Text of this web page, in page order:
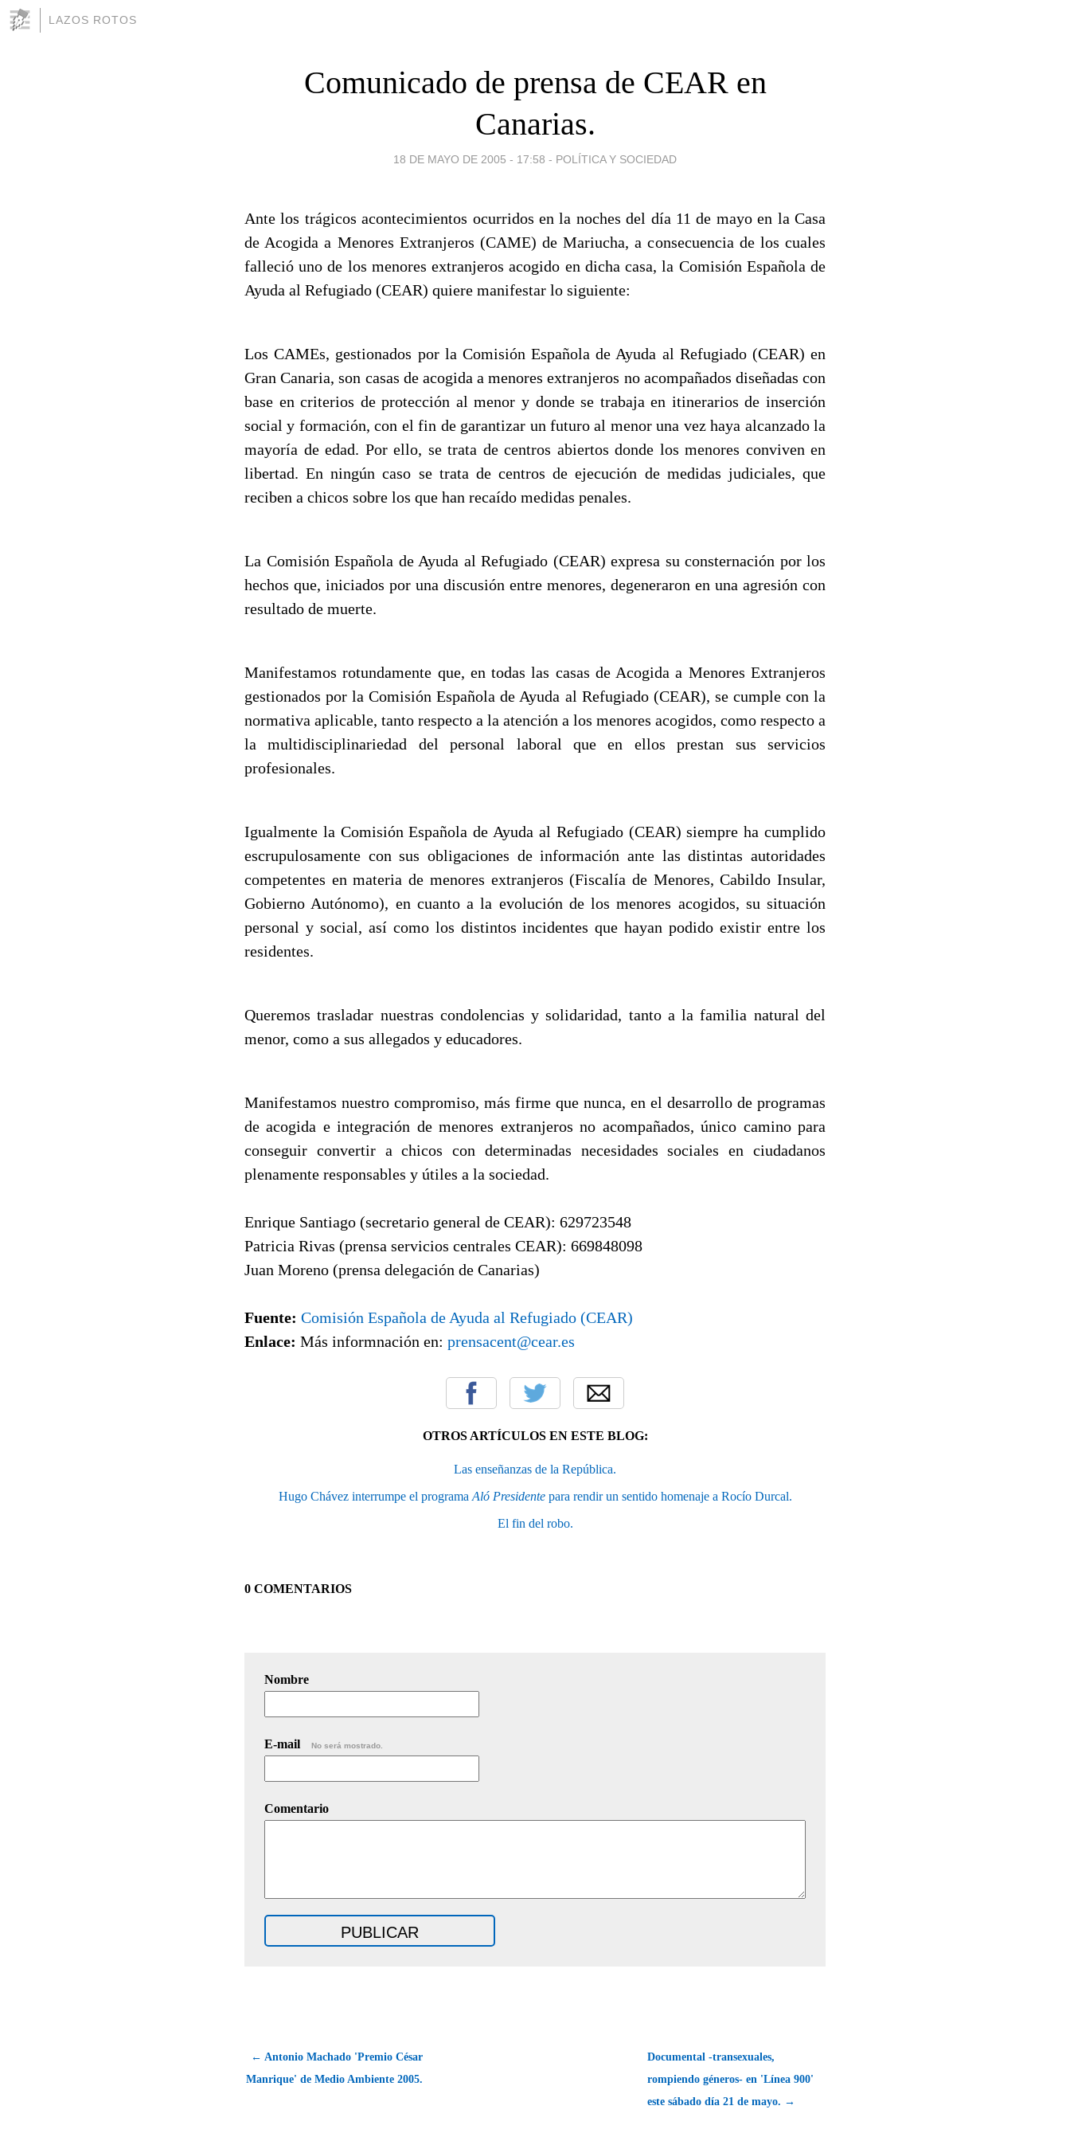
LAZOS ROTOS
Comunicado de prensa de CEAR en
Canarias.
18 DE MAYO DE 2005 - 17:58 - POLÍTICA Y SOCIEDAD
Ante los trágicos acontecimientos ocurridos en la noches del día 11 de mayo en la Casa
de Acogida a Menores Extranjeros (CAME) de Mariucha, a consecuencia de los cuales
falleció uno de los menores extranjeros acogido en dicha casa, la Comisión Española de
Ayuda al Refugiado (CEAR) quiere manifestar lo siguiente:
Los CAMEs, gestionados por la Comisión Española de Ayuda al Refugiado (CEAR) en
Gran Canaria, son casas de acogida a menores extranjeros no acompañados diseñadas con
base en criterios de protección al menor y donde se trabaja en itinerarios de inserción
social y formación, con el fin de garantizar un futuro al menor una vez haya alcanzado la
mayoría de edad. Por ello, se trata de centros abiertos donde los menores conviven en
libertad. En ningún caso se trata de centros de ejecución de medidas judiciales, que
reciben a chicos sobre los que han recaído medidas penales.
La Comisión Española de Ayuda al Refugiado (CEAR) expresa su consternación por los
hechos que, iniciados por una discusión entre menores, degeneraron en una agresión con
resultado de muerte.
Manifestamos rotundamente que, en todas las casas de Acogida a Menores Extranjeros
gestionados por la Comisión Española de Ayuda al Refugiado (CEAR), se cumple con la
normativa aplicable, tanto respecto a la atención a los menores acogidos, como respecto a
la multidisciplinariedad del personal laboral que en ellos prestan sus servicios
profesionales.
Igualmente la Comisión Española de Ayuda al Refugiado (CEAR) siempre ha cumplido
escrupulosamente con sus obligaciones de información ante las distintas autoridades
competentes en materia de menores extranjeros (Fiscalía de Menores, Cabildo Insular,
Gobierno Autónomo), en cuanto a la evolución de los menores acogidos, su situación
personal y social, así como los distintos incidentes que hayan podido existir entre los
residentes.
Queremos trasladar nuestras condolencias y solidaridad, tanto a la familia natural del
menor, como a sus allegados y educadores.
Manifestamos nuestro compromiso, más firme que nunca, en el desarrollo de programas
de acogida e integración de menores extranjeros no acompañados, único camino para
conseguir convertir a chicos con determinadas necesidades sociales en ciudadanos
plenamente responsables y útiles a la sociedad.
Enrique Santiago (secretario general de CEAR): 629723548
Patricia Rivas (prensa servicios centrales CEAR): 669848098
Juan Moreno (prensa delegación de Canarias)
Fuente: Comisión Española de Ayuda al Refugiado (CEAR)
Enlace: Más informnación en: prensacent@cear.es
OTROS ARTÍCULOS EN ESTE BLOG:
Las enseñanzas de la República.
Hugo Chávez interrumpe el programa Aló Presidentepara rendir un sentido homenaje a Rocío Durcal.
El fin del robo.
0 COMENTARIOS
Nombre
E-mail No será mostrado.
Comentario
← Antonio Machado 'Premio César
Manrique' de Medio Ambiente 2005.
Documental -transexuales,
rompiendo géneros- en 'Línea 900'
este sábado día 21 de mayo. →